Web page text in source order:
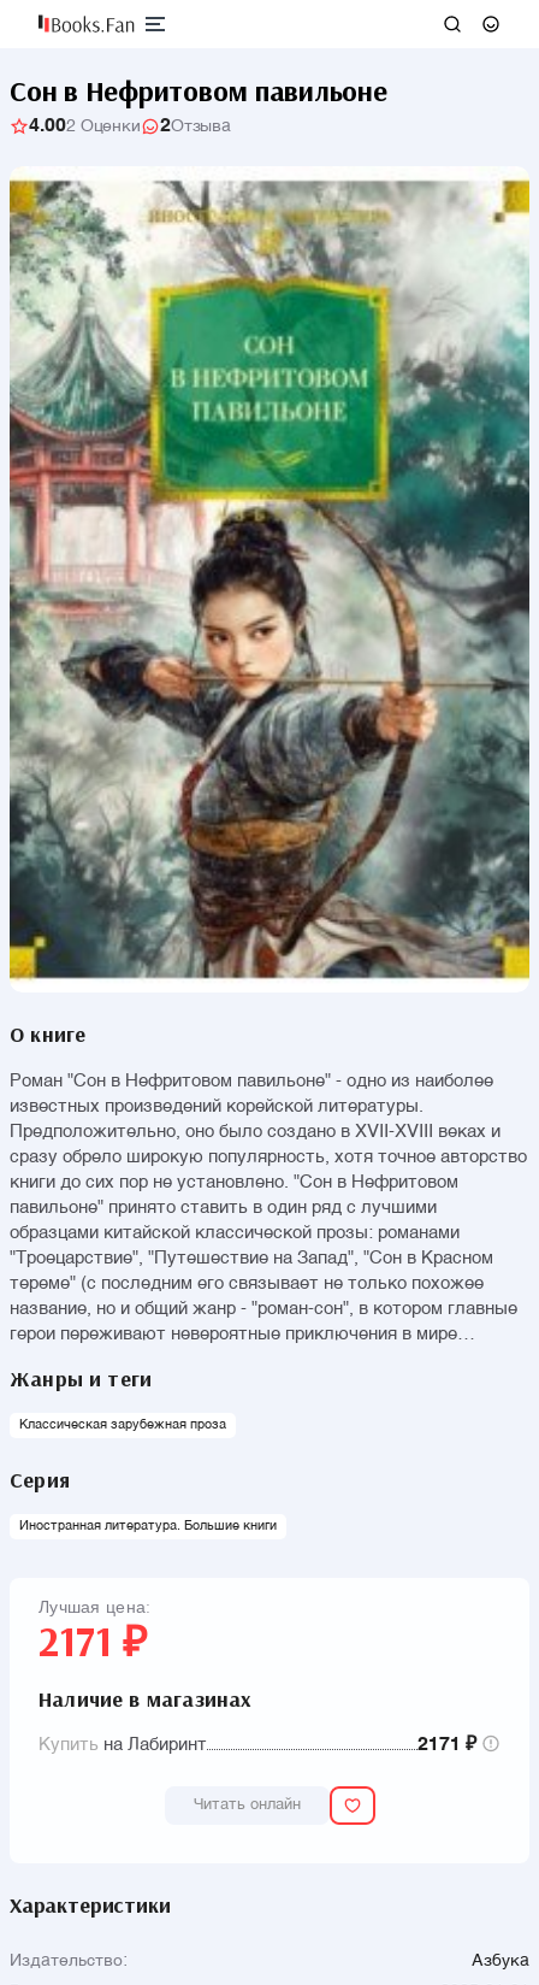
Сон в Нефритовом павильоне
4.002 Оценки 2Отзыва
О книге
Роман "Сон в Нефритовом павильоне" - одно из наиболее
известных произведений корейской литературы.
Предположительно, оно было создано в XVII-XVIII веках и
сразу обрело широкую популярность, хотя точное авторство
книги до сих пор не установлено. "Сон в Нефритовом
павильоне" принято ставить в один ряд с лучшими
образцами китайской классической прозы: романами
"Троецарствие", "Путешествие на Запад", "Сон в Красном
тереме" (с последним его связывает не только похожее
название, но и общий жанр - "роман-сон", в котором главные
герои переживают невероятные приключения в мире
линий, яркими персонажами и прихотливой фантазией,
настоящем издании "Сон в Нефритовом павильоне"
восточной литературы" в 1982 году, и сопровождается
Жанры и теги
Классическая зарубежная проза
Серия
Иностранная литература. Большие книги
Лучшая цена:
2171 ₽
Наличие в магазинах
Купить на Лабиринт 2171 ₽
Читать онлайн
Характеристики
Издательство:
Азбука